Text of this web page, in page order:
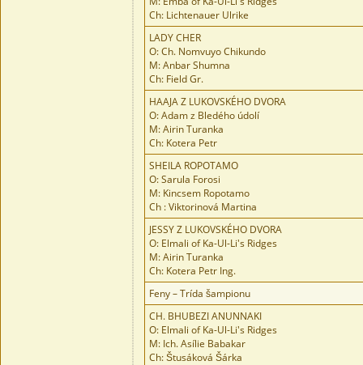
Ch: Lichtenauer Ulrike
LADY CHER
O: Ch. Nomvuyo Chikundo
M: Anbar Shumna
Ch: Field Gr.
HAAJA Z LUKOVSKÉHO DVORA
O: Adam z Bledého údolí
M: Airin Turanka
Ch: Kotera Petr
SHEILA ROPOTAMO
O: Sarula Forosi
M: Kincsem Ropotamo
Ch : Viktorinová Martina
JESSY Z LUKOVSKÉHO DVORA
O: Elmali of Ka-Ul-Li's Ridges
M: Airin Turanka
Ch: Kotera Petr Ing.
Feny – Trída šampionu
CH. BHUBEZI ANUNNAKI
O: Elmali of Ka-Ul-Li's Ridges
M: Ich. Asílie Babakar
Ch: Štusáková Šárka